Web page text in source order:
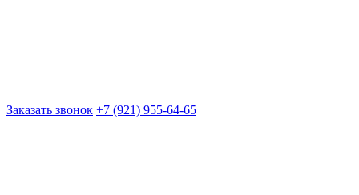
Заказать звонок +7 (921) 955-64-65